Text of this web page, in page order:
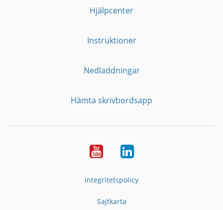
Hjälpcenter
Instruktioner
Nedladdningar
Hämta skrivbordsapp
YouTubeLinkedIn
Integritetspolicy
Sajtkarta